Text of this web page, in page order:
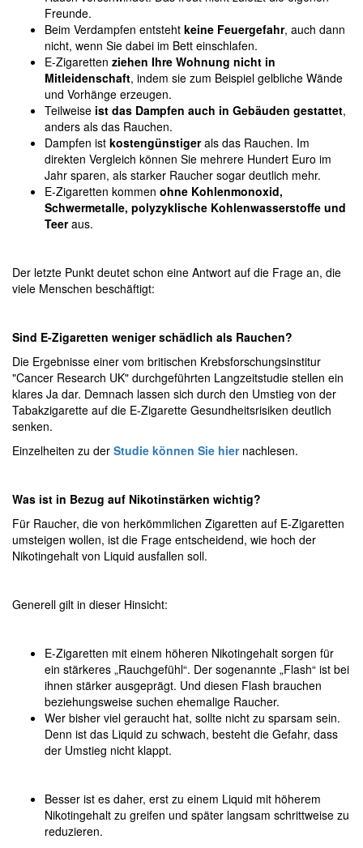
Freunde.
Beim Verdampfen entsteht keine Feuergefahr, auch dann
nicht, wenn Sie dabei im Bett einschlafen.
E-Zigaretten ziehen Ihre Wohnung nicht in
Mitleidenschaft, indem sie zum Beispiel gelbliche Wände
und Vorhänge erzeugen.
Teilweise ist das Dampfen auch in Gebäuden gestattet,
anders als das Rauchen.
Dampfen ist kostengünstigerals das Rauchen. Im
direkten Vergleich können Sie mehrere Hundert Euro im
Jahr sparen, als starker Raucher sogar deutlich mehr.
E-Zigaretten kommen ohne Kohlenmonoxid,
Schwermetalle, polyzyklische Kohlenwasserstoffe und
Teeraus.
Der letzte Punkt deutet schon eine Antwort auf die Frage an, die
viele Menschen beschäftigt:
Sind E-Zigaretten weniger schädlich als Rauchen?
Die Ergebnisse einer vom britischen Krebsforschungsinstitur
"Cancer Research UK" durchgeführten Langzeitstudie stellen ein
klares Ja dar. Demnach lassen sich durch den Umstieg von der
Tabakzigarette auf die E-Zigarette Gesundheitsrisiken deutlich
senken.
Einzelheiten zu der Studie können Sie hiernachlesen.
Was ist in Bezug auf Nikotinstärken wichtig?
Für Raucher, die von herkömmlichen Zigaretten auf E-Zigaretten
umsteigen wollen, ist die Frage entscheidend, wie hoch der
Nikotingehalt von Liquid ausfallen soll.
Generell gilt in dieser Hinsicht:
E-Zigaretten mit einem höheren Nikotingehalt sorgen für
ein stärkeres „Rauchgefühl“. Der sogenannte „Flash“ ist bei
ihnen stärker ausgeprägt. Und diesen Flash brauchen
beziehungsweise suchen ehemalige Raucher.
Wer bisher viel geraucht hat, sollte nicht zu sparsam sein.
Denn ist das Liquid zu schwach, besteht die Gefahr, dass
der Umstieg nicht klappt.
Besser ist es daher, erst zu einem Liquid mit höherem
Nikotingehalt zu greifen und später langsam schrittweise zu
reduzieren.